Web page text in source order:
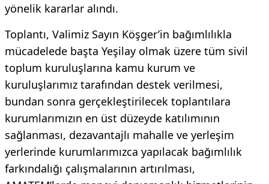
yönelik kararlar alındı.
Toplantı, Valimiz Sayın Köşger’in bağımlılıkla
mücadelede başta Yeşilay olmak üzere tüm sivil
toplum kuruluşlarına kamu kurum ve
kuruluşlarımız tarafından destek verilmesi,
bundan sonra gerçekleştirilecek toplantılara
kurumlarımızın en üst düzeyde katılımının
sağlanması, dezavantajlı mahalle ve yerleşim
yerlerinde kurumlarımızca yapılacak bağımlılık
farkındalığı çalışmalarının artırılması,